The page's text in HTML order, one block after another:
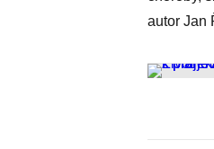
autor Jan